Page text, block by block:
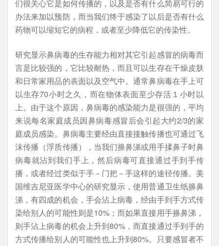
们很关心它是如何传播的，以及是否有什么简易可行的
办法来加以预防，而当我们终于感染了以后是否有什么
药物可以缩短它的病程，或者至少降低它的传染性。
研究显示鼻病毒的生存能力相对其它引起感冒的病毒而
言是比较强的，它比较耐热，而且可以生存在干燥皮肤
和日常家用品的表面以及空气中。通常鼻病毒在手上可
以生存70小时之久，而在物体表面至少存活１小时以
上。由于这个原因，鼻病毒的感染能力是很强的，平均
来说每名家庭成员因鼻病毒感冒后会引起大约2/3的家
庭成员感染。鼻病毒主要经由直接接触传播也可通过飞
沫传播（浮质传播），当我们擤鼻涕或用手揉鼻子时鼻
病毒就沾到我们手上，然后病毒可直接通过手到手传
播，或者经过类似于手－门把－手这样的途径传播。美
国维吉尼亚医学中心的研究显示，使用普通卫生纸擤鼻
涕，有四成的机会，手会沾上病毒，经由手到手方式传
染给别人的可能性则是10%；而如果直接用手擤鼻涕，
则手沾上病毒的机会上升到80%，而直接通过手到手的
方式传播给别人的可能性也上升到80%。只要感冒者不